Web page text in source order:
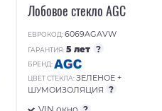
Лобовое стекло AGC
ЕВРОКОД:6069AGAVW
ГАРАНТИЯ:5 лет ?
БРЕНД:
ЦВЕТ СТЕКЛА:ЗЕЛЕНОЕ +
ШУМОИЗОЛЯЦИЯ ?
VIN окно ?